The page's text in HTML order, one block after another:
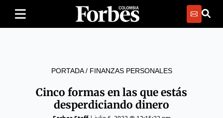
PORTADA/ FINANZAS PERSONALES
Cinco formas en las que estás
desperdiciando dinero